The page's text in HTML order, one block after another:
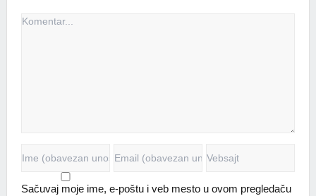
Sačuvaj moje ime, e-poštu i veb mesto u ovom pregledaču